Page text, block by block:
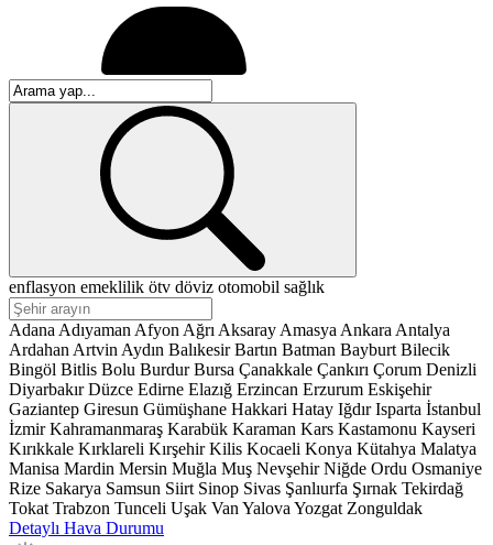
enflasyon emeklilik ötv döviz otomobil sağlık
Adana Adıyaman Afyon Ağrı Aksaray Amasya Ankara Antalya
Ardahan Artvin Aydın Balıkesir Bartın Batman Bayburt Bilecik
Bingöl Bitlis Bolu Burdur Bursa Çanakkale Çankırı Çorum Denizli
Diyarbakır Düzce Edirne Elazığ Erzincan Erzurum Eskişehir
Gaziantep Giresun Gümüşhane Hakkari Hatay Iğdır Isparta İstanbul
İzmir Kahramanmaraş Karabük Karaman Kars Kastamonu Kayseri
Kırıkkale Kırklareli Kırşehir Kilis Kocaeli Konya Kütahya Malatya
Manisa Mardin Mersin Muğla Muş Nevşehir Niğde Ordu Osmaniye
Rize Sakarya Samsun Siirt Sinop Sivas Şanlıurfa Şırnak Tekirdağ
Tokat Trabzon Tunceli Uşak Van Yalova Yozgat Zonguldak
Detaylı Hava Durumu